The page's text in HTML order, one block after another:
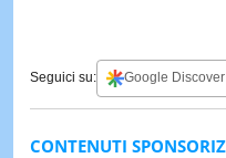
Seguici su: Google Discover